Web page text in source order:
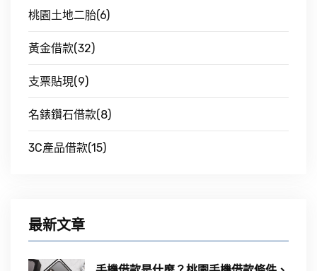
桃園土地二胎(6)
黃金借款(32)
支票貼現(9)
名錶鑽石借款(8)
3C產品借款(15)
最新文章